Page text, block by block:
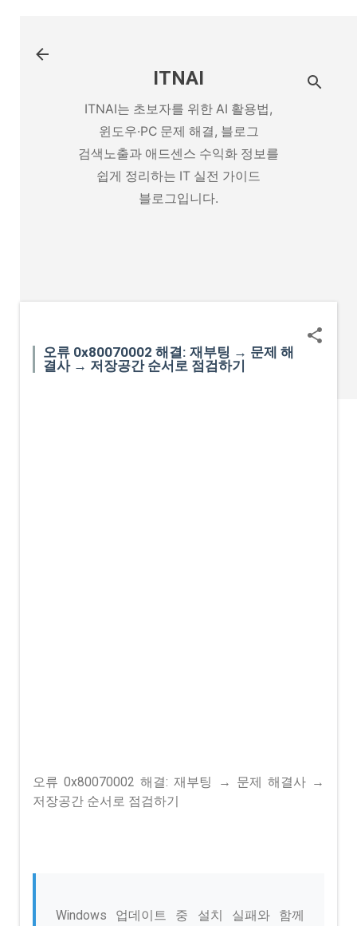
ITNAI
ITNAI는 초보자를 위한 AI 활용법,
윈도우·PC 문제 해결, 블로그
검색노출과 애드센스 수익화 정보를
쉽게 정리하는 IT 실전 가이드
블로그입니다.
오류 0x80070002 해결: 재부팅 → 문제 해
결사 → 저장공간 순서로 점검하기
오류 0x80070002 해결: 재부팅 → 문제 해결사 →
저장공간 순서로 점검하기
Windows 업데이트 중 설치 실패와 함께